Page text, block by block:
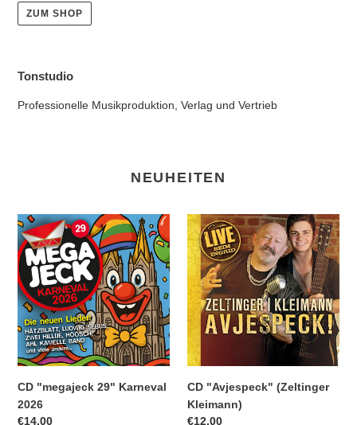
ZUM SHOP
Tonstudio
Professionelle Musikproduktion, Verlag und Vertrieb
NEUHEITEN
CD
"megajeck
29"
Karneval
2026
CD "megajeck 29" Karneval
2026
Normaler
€14,00
CD
"Avjespeck"
(Zeltinger
Kleimann)
CD "Avjespeck" (Zeltinger
Kleimann)
Normaler
€12,00